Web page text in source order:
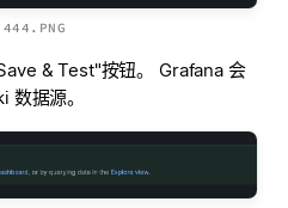
444.PNG
& Test"按钮。 Grafana 会
数据源。